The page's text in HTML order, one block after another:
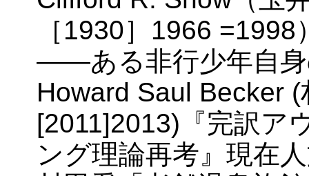
［1930］1966
――ある非行少年自身
Howard Saul Becker
[2011]2013)『完訳
ング理論再考』現在